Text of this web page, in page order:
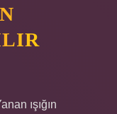
ışığın